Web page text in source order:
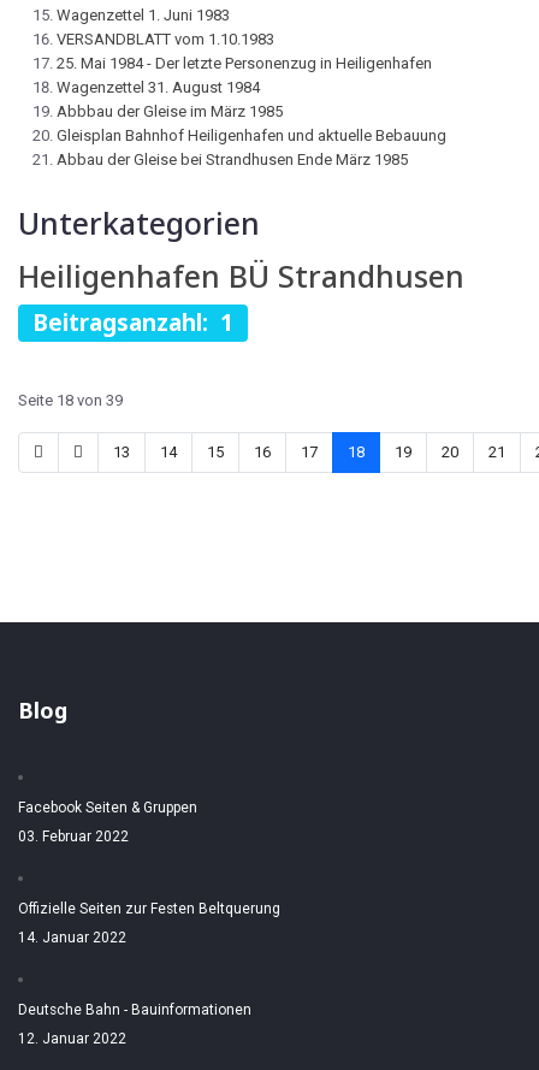
Wagenzettel 1. Juni 1983
VERSANDBLATT vom 1.10.1983
25. Mai 1984 - Der letzte Personenzug in Heiligenhafen
Wagenzettel 31. August 1984
Abbbau der Gleise im März 1985
Gleisplan Bahnhof Heiligenhafen und aktuelle Bebauung
Abbau der Gleise bei Strandhusen Ende März 1985
Unterkategorien
Heiligenhafen BÜ Strandhusen
Beitragsanzahl: 1
Seite 18 von 39
13 14 15 16 17 18 19 20 21
Blog
Facebook Seiten & Gruppen
03. Februar 2022
Offizielle Seiten zur Festen Beltquerung
14. Januar 2022
Deutsche Bahn - Bauinformationen
12. Januar 2022